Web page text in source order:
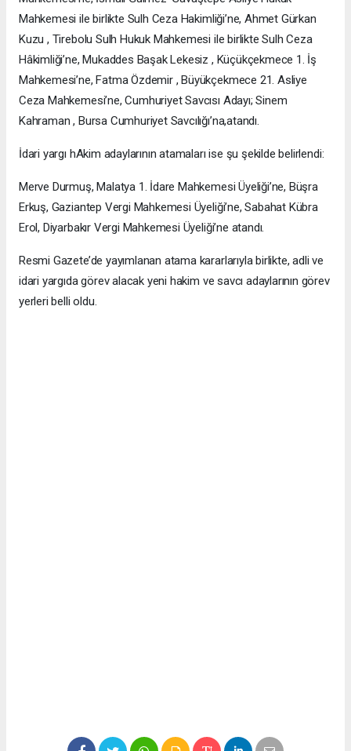
Mahkemesi ile birlikte Sulh Ceza Hakimliği’ne, Ahmet Gürkan
Kuzu , Tirebolu Sulh Hukuk Mahkemesi ile birlikte Sulh Ceza
Hâkimliği’ne, Mukaddes Başak Lekesiz , Küçükçekmece 1. İş
Mahkemesi’ne, Fatma Özdemir , Büyükçekmece 21. Asliye
Ceza Mahkemesi’ne, Cumhuriyet Savcısı Adayı; Sinem
Kahraman , Bursa Cumhuriyet Savcılığı’na,atandı.
İdari yargı hAkim adaylarının atamaları ise şu şekilde belirlendi:
Merve Durmuş, Malatya 1. İdare Mahkemesi Üyeliği’ne, Büşra
Erkuş, Gaziantep Vergi Mahkemesi Üyeliği’ne, Sabahat Kübra
Erol, Diyarbakır Vergi Mahkemesi Üyeliği’ne atandı.
Resmi Gazete’de yayımlanan atama kararlarıyla birlikte, adli ve
idari yargıda görev alacak yeni hakim ve savcı adaylarının görev
yerleri belli oldu.